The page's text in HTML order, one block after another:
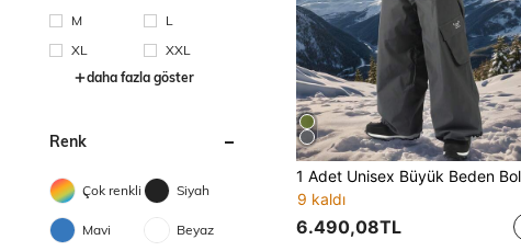
M
L
XL
XXL
daha fazla göster
Renk
Çok renkli Siyah
Mavi Beyaz
9 kaldı
6.490,08TL